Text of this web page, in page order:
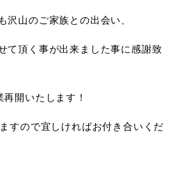
沢山のご家族との出会い、
て頂く事が出来ました事に感謝致
開いたします！
すので宜しければお付き合いくだ